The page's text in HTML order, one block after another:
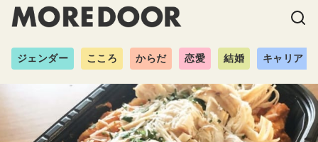
ジェンダー こころ からだ 恋愛 結婚 キャリア